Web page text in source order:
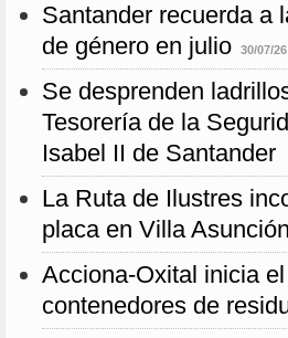
Santander recuerda a
de género en julio
30/07/26
Se desprenden
Tesorería de la
Isabel II de Santander
La Ruta de Ilustres
placa en Villa Asunción
Acciona-Oxital inicia
contenedores de